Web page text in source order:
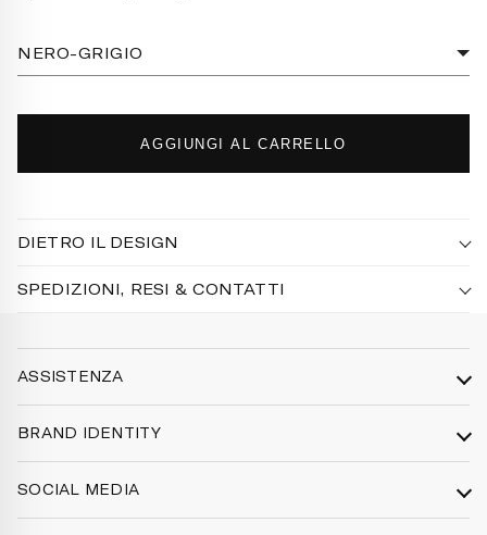
NERO-GRIGIO
AGGIUNGI AL CARRELLO
DIETRO IL DESIGN
SPEDIZIONI, RESI & CONTATTI
ASSISTENZA
Resi e rimborsi
BRAND IDENTITY
Lab Creativo
SOCIAL MEDIA